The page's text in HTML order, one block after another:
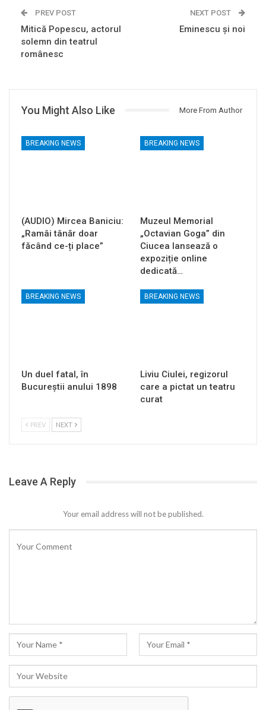
PREV POST
Mitică Popescu, actorul
solemn din teatrul
românesc
NEXT POST
Eminescu și noi
You Might Also Like More From Author
BREAKING NEWS
(AUDIO) Mircea Baniciu:
„Ramâi tânăr doar
făcând ce-ți place”
BREAKING NEWS
Muzeul Memorial
„Octavian Goga” din
Ciucea lansează o
expoziție online
dedicată…
BREAKING NEWS
Un duel fatal, în
Bucureştii anului 1898
BREAKING NEWS
Liviu Ciulei, regizorul
care a pictat un teatru
curat
PREV NEXT
Leave A Reply
Your email address will not be published.